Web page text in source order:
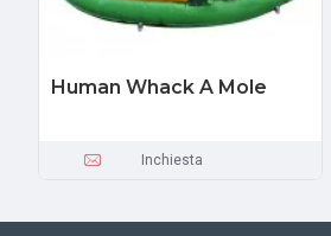
Human Whack A Mole
Inchiesta